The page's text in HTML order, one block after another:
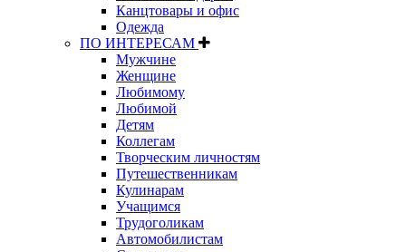
Канцтовары и офис
Одежда
ПО ИНТЕРЕСАМ
Мужчине
Женщине
Любимому
Любимой
Детям
Коллегам
Творческим личностям
Путешественникам
Кулинарам
Учащимся
Трудоголикам
Автомобилистам